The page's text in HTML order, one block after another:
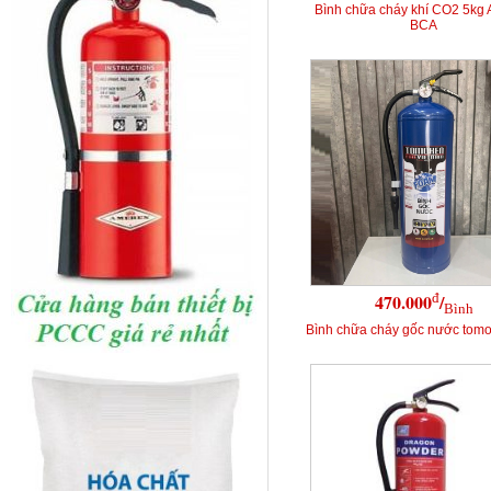
Bình chữa cháy khí CO2 5kg
BCA
470.000đ/Bình
Bình chữa cháy gốc nước